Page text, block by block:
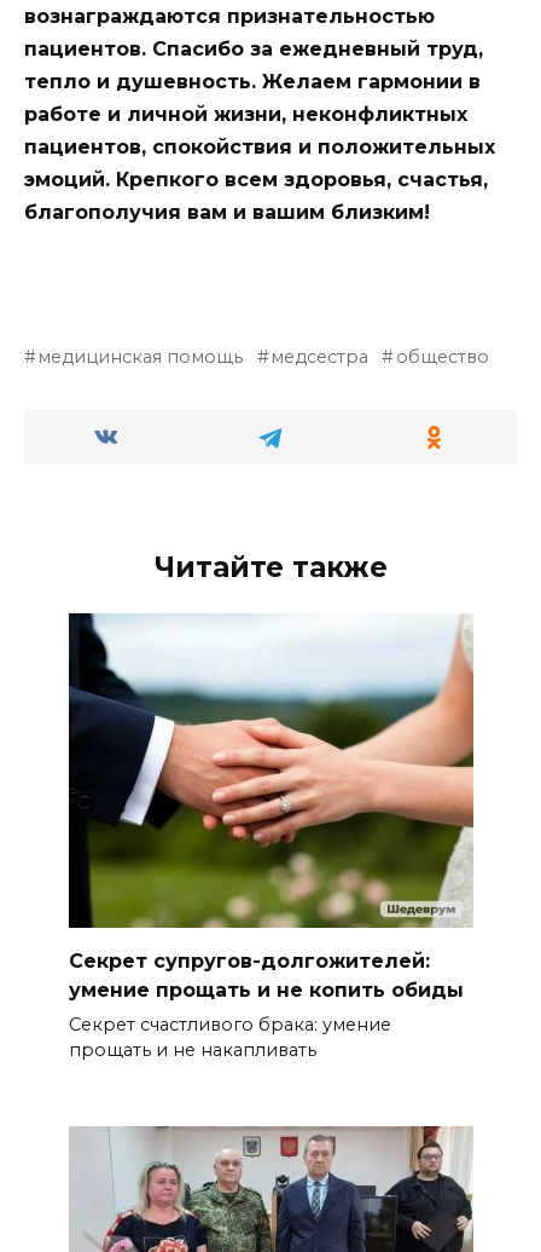
вознаграждаются признательностью
пациентов. Спасибо за ежедневный труд,
тепло и душевность. Желаем гармонии в
работе и личной жизни, неконфликтных
пациентов, спокойствия и положительных
эмоций. Крепкого всем здоровья, счастья,
благополучия вам и вашим близким!
медицинская помощь медсестра общество
Читайте также
Секрет супругов-долгожителей:
умение прощать и не копить обиды
Секрет счастливого брака: умение
прощать и не накапливать